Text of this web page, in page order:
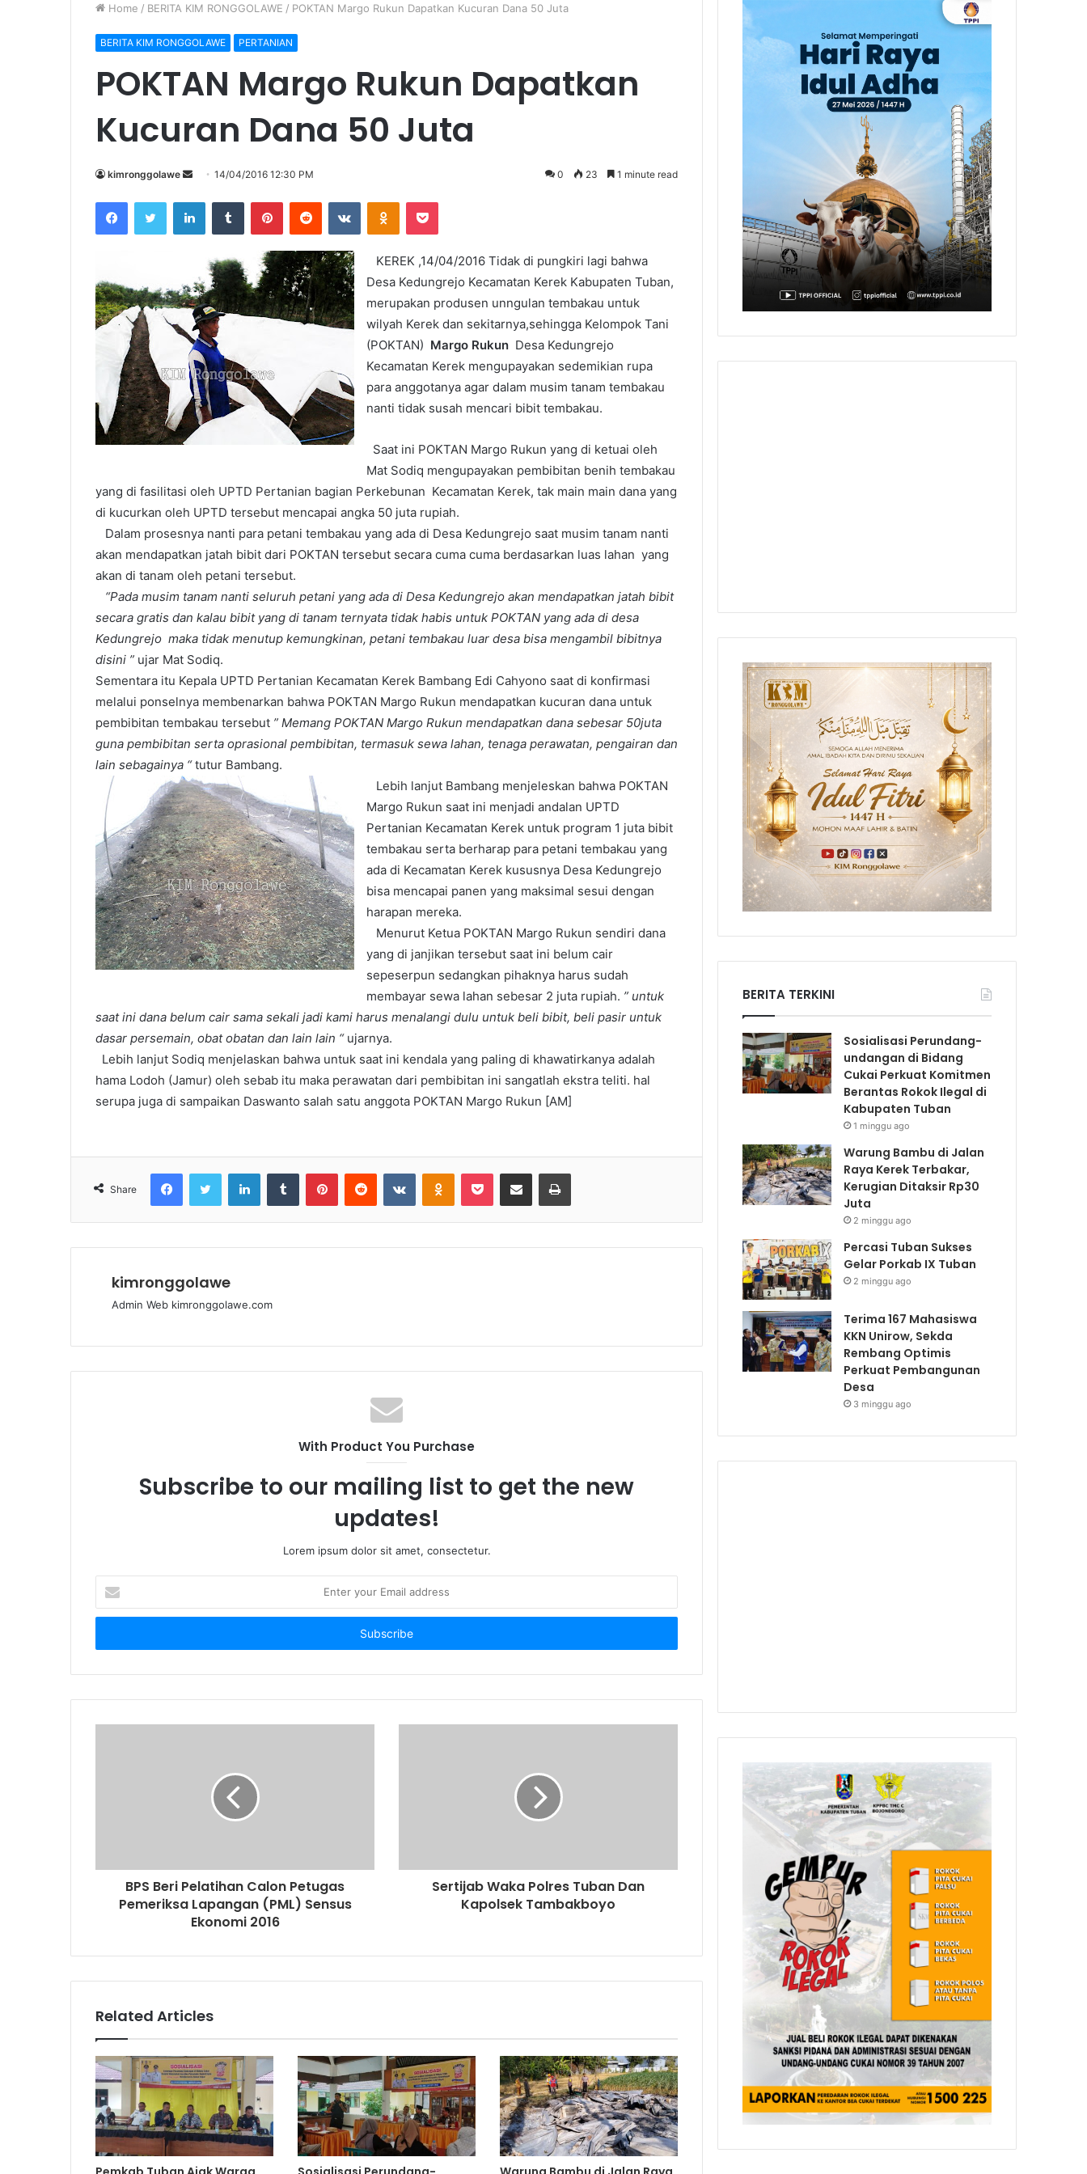
Home / BERITA KIM RONGGOLAWE / POKTAN Margo Rukun Dapatkan Kucuran Dana 50 Juta
BERITA KIM RONGGOLAWE PERTANIAN
POKTAN Margo Rukun Dapatkan
Kucuran Dana 50 Juta
kimronggolawe
n
d
e
m
a
i
l
14/04/2016 12:30 PM 0 23 1 minute read
KEREK ,14/04/2016 Tidak di pungkiri lagi bahwa
Desa Kedungrejo Kecamatan Kerek Kabupaten Tuban,
merupakan produsen unngulan tembakau untuk
wilyah Kerek dan sekitarnya,sehingga Kelompok Tani
(POKTAN) Margo Rukun Desa Kedungrejo
Kecamatan Kerek mengupayakan sedemikian rupa
para anggotanya agar dalam musim tanam tembakau
nanti tidak susah mencari bibit tembakau.
Saat ini POKTAN Margo Rukun yang di ketuai oleh
Mat Sodiq mengupayakan pembibitan benih tembakau
yang di fasilitasi oleh UPTD Pertanian bagian Perkebunan Kecamatan Kerek, tak main main dana yang
di kucurkan oleh UPTD tersebut mencapai angka 50 juta rupiah.
Dalam prosesnya nanti para petani tembakau yang ada di Desa Kedungrejo saat musim tanam nanti
akan mendapatkan jatah bibit dari POKTAN tersebut secara cuma cuma berdasarkan luas lahan yang
akan di tanam oleh petani tersebut.
“Pada musim tanam nanti seluruh petani yang ada di Desa Kedungrejo akan mendapatkan jatah bibit
secara gratis dan kalau bibit yang di tanam ternyata tidak habis untuk POKTAN yang ada di desa
Kedungrejo maka tidak menutup kemungkinan, petani tembakau luar desa bisa mengambil bibitnya
disini ” ujar Mat Sodiq.
Sementara itu Kepala UPTD Pertanian Kecamatan Kerek Bambang Edi Cahyono saat di konfirmasi
melalui ponselnya membenarkan bahwa POKTAN Margo Rukun mendapatkan kucuran dana untuk
pembibitan tembakau tersebut ” Memang POKTAN Margo Rukun mendapatkan dana sebesar 50juta
guna pembibitan serta oprasional pembibitan, termasuk sewa lahan, tenaga perawatan, pengairan dan
lain sebagainya “tutur Bambang.
Lebih lanjut Bambang menjeleskan bahwa POKTAN
Margo Rukun saat ini menjadi andalan UPTD
Pertanian Kecamatan Kerek untuk program 1 juta bibit
tembakau serta berharap para petani tembakau yang
ada di Kecamatan Kerek kususnya Desa Kedungrejo
bisa mencapai panen yang maksimal sesui dengan
harapan mereka.
Menurut Ketua POKTAN Margo Rukun sendiri dana
yang di janjikan tersebut saat ini belum cair
sepeserpun sedangkan pihaknya harus sudah
membayar sewa lahan sebesar 2 juta rupiah. ” untuk
saat ini dana belum cair sama sekali jadi kami harus menalangi dulu untuk beli bibit, beli pasir untuk
dasar persemain, obat obatan dan lain lain “ujarnya.
Lebih lanjut Sodiq menjelaskan bahwa untuk saat ini kendala yang paling di khawatirkanya adalah
hama Lodoh (Jamur) oleh sebab itu maka perawatan dari pembibitan ini sangatlah ekstra teliti. hal
serupa juga di sampaikan Daswanto salah satu anggota POKTAN Margo Rukun [AM]
Share
kimronggolawe
Admin Web kimronggolawe.com
With Product You Purchase
Subscribe to our mailing list to get the new
updates!
Lorem ipsum dolor sit amet, consectetur.
t
r
u
r
BPS Beri Pelatihan Calon Petugas
Pemeriksa Lapangan (PML) Sensus
Ekonomi 2016
Sertijab Waka Polres Tuban Dan
Kapolsek Tambakboyo
Related Articles
BERITA TERKINI
Sosialisasi Perundang-
undangan di Bidang
Cukai Perkuat Komitmen
Berantas Rokok Ilegal di
Kabupaten Tuban
1 minggu ago
Warung Bambu di Jalan
Raya Kerek Terbakar,
Kerugian Ditaksir Rp30
Juta
2 minggu ago
Percasi Tuban Sukses
Gelar Porkab IX Tuban
2 minggu ago
Terima 167 Mahasiswa
KKN Unirow, Sekda
Rembang Optimis
Perkuat Pembangunan
Desa
3 minggu ago